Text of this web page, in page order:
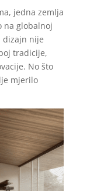
jedna zemlja
na globalnoj
dizajn nije
tradicije,
No što
mjerilo